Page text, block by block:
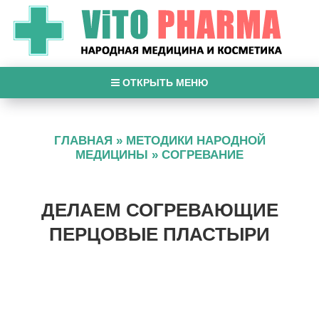
ОТКРЫТЬ МЕНЮ
ГЛАВНАЯ » МЕТОДИКИ НАРОДНОЙ
МЕДИЦИНЫ » СОГРЕВАНИЕ
ДЕЛАЕМ СОГРЕВАЮЩИЕ
ПЕРЦОВЫЕ ПЛАСТЫРИ